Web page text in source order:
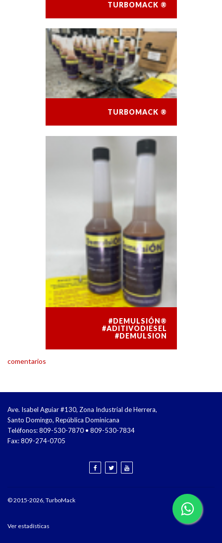
TURBOMACK ®
TURBOMACK ®
#DEMULSIÓN®
#ADITIVODIESEL
#DEMULSION
comentarios
Ave. Isabel Aguiar #130, Zona Industrial de Herrera,
Santo Domingo, República Dominicana
Teléfonos: 809-530-7870 • 809-530-7834
Fax: 809-274-0705
© 2015-2026, TurboMack
Ver estadísticas